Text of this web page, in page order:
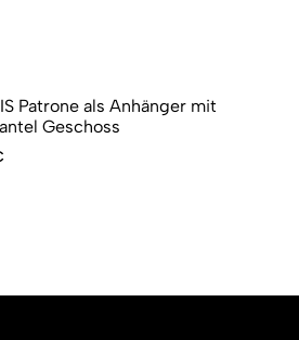
Patrone als Anhänger mit
Geschoss